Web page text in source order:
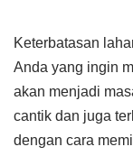
Keterbatasan
Anda yang ingin
akan menjadi
cantik dan juga
dengan cara